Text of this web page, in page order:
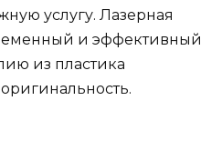
услугу. Лазерная
и эффективный
из пластика